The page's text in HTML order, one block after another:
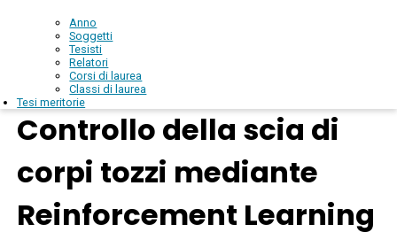
Anno
Soggetti
Tesisti
Relatori
Corsi di laurea
Classi di laurea
Tesi meritorie
Controllo della scia di
corpi tozzi mediante
Reinforcement Learning